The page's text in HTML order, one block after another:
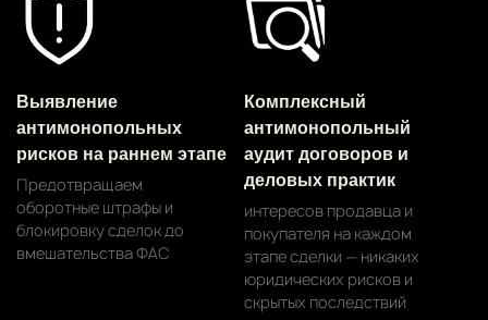
Выявление
антимонопольных
рисков на раннем этапе
Предотвращаем
оборотные штрафы и
блокировку сделок до
вмешательства ФАС
Комплексный
антимонопольный
аудит договоров и
деловых практик
интересов продавца и
покупателя на каждом
этапе сделки — никаких
юридических рисков и
скрытых последствий